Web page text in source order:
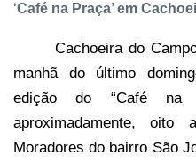
‘Café na Praça’ em
Cachoeira do
manhã do último
edição do “Café na
aproximadamente, oito
Moradores do bairro São